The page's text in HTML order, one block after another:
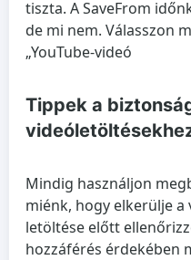
tiszta. A SaveFrom
de mi nem. Válasszon
„YouTube-videó
Tippek a
Mindig használjon
miénk, hogy elkerülje
letöltése előtt
hozzáférés érdekében